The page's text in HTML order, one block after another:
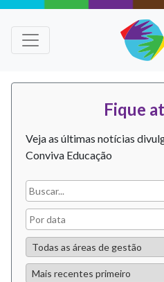
Fique
Veja as últimas notícias
Conviva Educação